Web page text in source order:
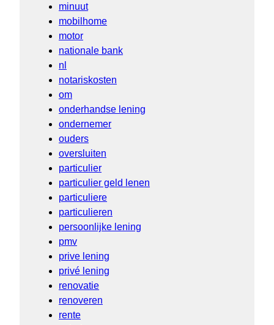
minuut
mobilhome
motor
nationale bank
nl
notariskosten
om
onderhandse lening
ondernemer
ouders
oversluiten
particulier
particulier geld lenen
particuliere
particulieren
persoonlijke lening
pmv
prive lening
privé lening
renovatie
renoveren
rente